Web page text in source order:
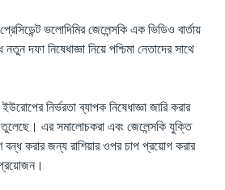
ভলোদিমির জেলেন্সকি এক ভিডিও বার্তায়
নতুন দফা নিষেধাজ্ঞা নিয়ে পশ্চিমা নেতাদের সাথে
নির্ভরতা ব্যাপক নিষেধাজ্ঞা জারি করার
তুলেছে। এর সমালোচকরা এবং জেলেন্সকি যুক্তি
করার জন্য রাশিয়ার ওপর চাপ প্রয়োগ করার
প্রয়োজন।